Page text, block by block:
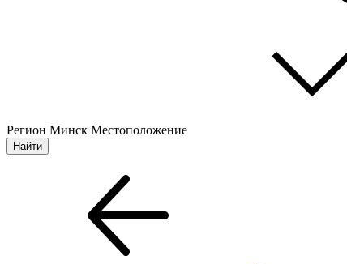
Регион Минск Местоположение